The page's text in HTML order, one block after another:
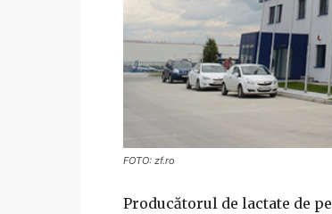
FOTO: zf.ro
Producătorul de lactate de